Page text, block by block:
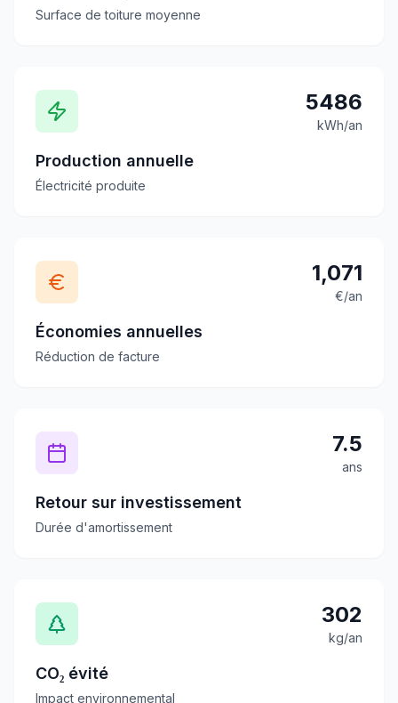
Surface de toiture moyenne
5486
kWh/an
Production annuelle
Électricité produite
1,071
€/an
Économies annuelles
Réduction de facture
7.5
ans
Retour sur investissement
Durée d'amortissement
302
kg/an
CO₂ évité
Impact environnemental